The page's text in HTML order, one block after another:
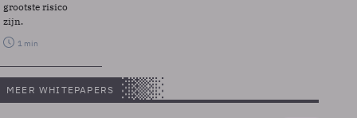
grootste risico
zijn.
1 min
MEER WHITEPAPERS